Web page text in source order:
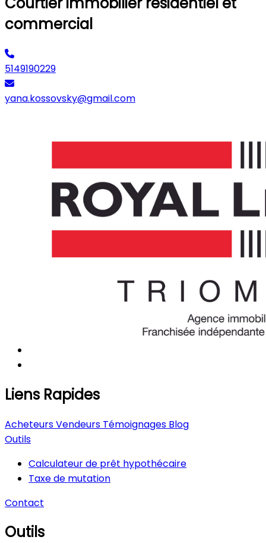
commercial
5149190229
yana.kossovsky@gmail.com
Liens Rapides
AcheteursVendeurs Témoignages Blog
Outils
Calculateur de prêt hypothécaire
Taxe de mutation
Contact
Outils